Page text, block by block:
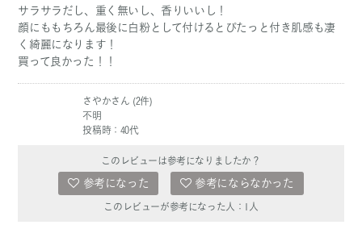
サラサラだし、重く無いし、香りいいし！
顔にももちろん最後に白粉として付けるとぴたっと付き肌感も凄
く綺麗になります！
買って良かった！！
さやかさん (2件)
不明
投稿時：40代
このレビューは参考になりましたか？
参考になった 参考にならなかった
このレビューが参考になった人： 1 人